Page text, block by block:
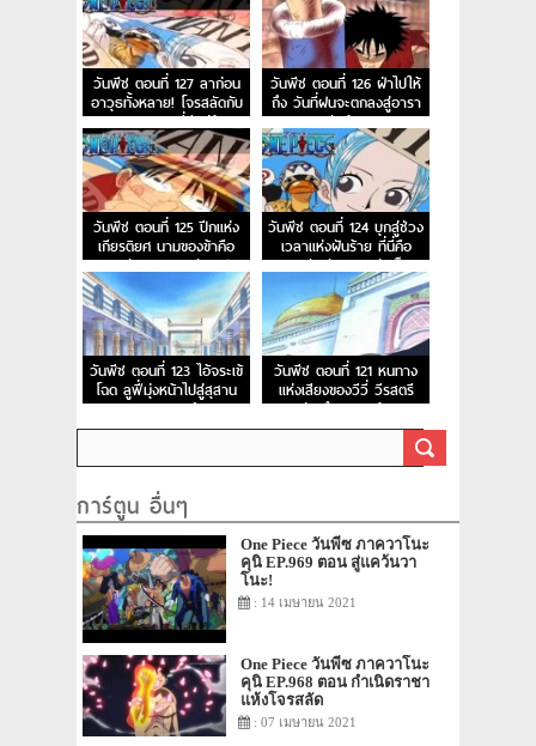
วันพีช ตอนที่ 127 ลาก่อน
อาวุธทั้งหลาย! โจรสลัดกับ
ความยุติธรรมที่มีอยู่น้อย
นิด!
วันพีช ตอนที่ 126 ฝ่าไปให้
ถึง วันที่ฝนจะตกลงสู่อารา
บัสต้า!
วันพีช ตอนที่ 125 ปีกแห่ง
เกียรติยศ นามของข้าคือ
ทหารรักษาอาณาจักรเปรู
วันพีช ตอนที่ 124 บุกสู่ช่วง
เวลาแห่งฝันร้าย ที่นี่คือ
ฐานทัพลับของกลุ่มเม็ด
ทราย
วันพีช ตอนที่ 123 ไอ้จระเข้
โฉด ลูฟี่มุ่งหน้าไปสู่สุสาน
ของราชวงศ์สิ
วันพีช ตอนที่ 121 หนทาง
แห่งเสียงของวีวี่ วีรสตรี
ร่ายรำลงมาแล้ว
การ์ตูน อื่นๆ
One Piece วันพีซ ภาควาโนะ
คุนิ EP.969 ตอน สู่แคว้นวา
โนะ!
: 14 เมษายน 2021
One Piece วันพีซ ภาควาโนะ
คุนิ EP.968 ตอน กำเนิดราชา
แห้งโจรสลัด
: 07 เมษายน 2021